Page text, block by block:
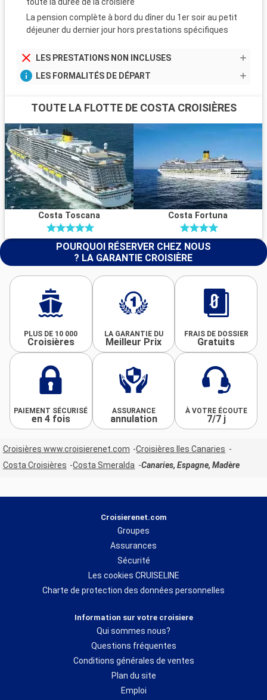
La pension complète à bord du dîner du 1er soir au petit
déjeuner du dernier jour hors prestations spécifiques
LES PRESTATIONS NON INCLUSES
LES FORMALITÉS DE DÉPART
TOUTE LA FLOTTE DE COSTA CROISIÈRES
Costa Toscana Costa Fortuna
POURQUOI RÉSERVER CHEZ NOUS
? LA GARANTIE CROISIÈRE
PLUS DE 10 000
Croisières
LA GARANTIE DU
Meilleur Prix
FRAIS DE DOSSIER
Gratuits
PAIEMENT SÉCURISÉ
en 4 fois
ASSURANCE
annulation
À VOTRE ÉCOUTE
7/7 j
Croisières www.croisierenet.com
Croisières Iles Canaries
Costa Croisières
Costa Smeralda Canaries, Espagne, Madère
Croisierenet.com
Groupes
Assurances
Sécurité
Les cookies CRUISELINE
Charte de protection des données personnelles
Information sur votre croisiere
Qui sommes nous?
Questions fréquentes
Conditions générales de ventes
Plan du site
Emploi